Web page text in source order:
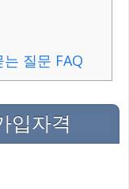
질문 FAQ
입자격